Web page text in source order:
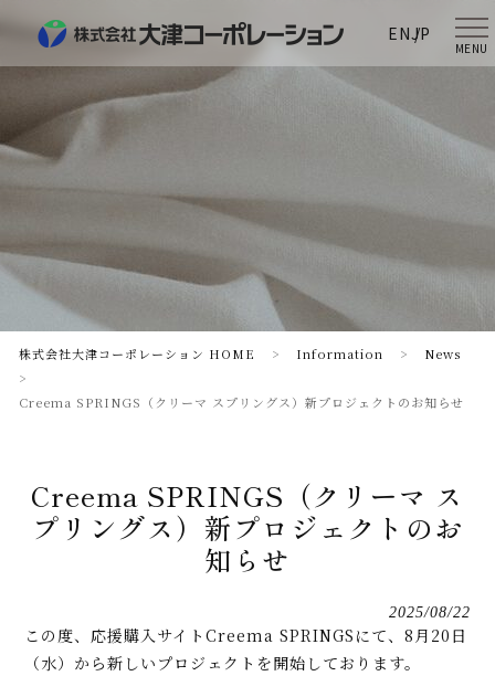
ENJP
MENU
株式会社大津コーポレーション HOME > Information >
News
>
Creema SPRINGS（クリーマ スプリングス）新プロジェクトのお知らせ
Creema SPRINGS（クリーマ ス
プリングス）新プロジェクトのお
知らせ
2025/08/22
この度、応援購入サイトCreema SPRINGSにて、8月20日
（水）から新しいプロジェクトを開始しております。